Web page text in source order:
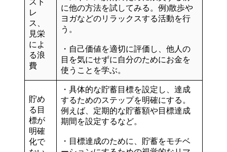
スト
レ
ス、
見栄
によ
る浪
費
に他の方法を試してみる。例)散歩や
ヨガなどのリラックスする活動を行
う。
・自己価値を適切に評価し、 他人の
目を気にせずに自分のためにお金を
使うことを学ぶ。
貯め
る目
標が
明確
化で
・ 具体的な貯蓄目標を設定 し、達成
するためのステップを明確にする。
例えば、定期的な貯蓄額や目標達成
期間を設定するなど。
・目標達成のために、貯蓄をモチベ